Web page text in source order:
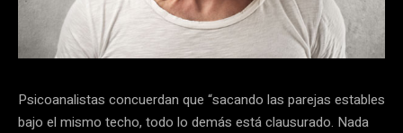
Psicoanalistas concuerdan que “sacando las parejas estables
bajo el mismo techo, todo lo demás está clausurado. Nada